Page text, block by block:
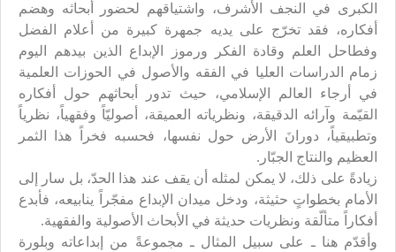
الكبرى في النجف الأشرف، واشتياقهم لحضور أبحاثه وهضم
أفكاره، فقد تخرّج على يديه جمهرة كبيرة من أعلام الفضل
وفطاحل العلم وقادة الفكر ورموز الإبداع الذين بيدهم اليوم
زمام الدراسات العليا في الفقه والأصول في الحوزات العلمية
في أرجاء العالم الإسلامي، حيث تدور أبحاثهم حول أفكاره
القيّمة وآرائه الدقيقة، ونظرياته العميقة، أصوليّاً وفقهياً، نظرياً
وتطبيقياً، دورانَ الأرض حول نفسها، فحسبه فخراً هذا الثمر
العظيم والنتاج الجبّار.
زيادةً على ذلك، لا يمكن لمثله أن يقف عند هذا الحدّ، بل سار إلى
الأمام بخطواتٍ حثيثة، ودخل ميدان الإبداع مفجّراً ينابيعه، فأبدع
أفكاراً متألّقة ونظريات حديثة في الأبحاث الأصولية والفقهية.
وأقدّم هنا ـ على سبيل المثال ـ مجموعةً من إبداعاته وبلورة